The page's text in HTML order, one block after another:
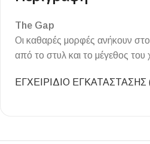
The Gap
Οι καθαρές μορφές ανήκουν
από το στυλ και το μέγεθος
ΕΓΧΕΙΡΙΔΙΟ ΕΓΚΑΤΑΣΤΑΣΗΣ